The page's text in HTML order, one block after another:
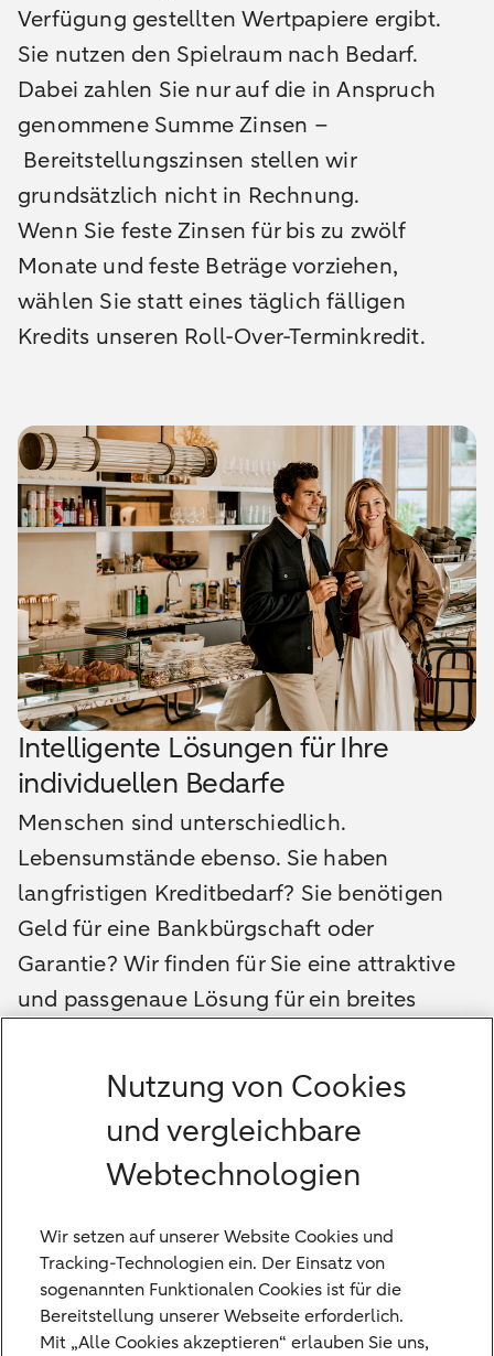
Verfügung gestellten Wertpapiere ergibt.
Sie nutzen den Spielraum nach Bedarf.
Dabei zahlen Sie nur auf die in Anspruch
genommene Summe Zinsen –
Bereitstellungszinsen stellen wir
grundsätzlich nicht in Rechnung.
Wenn Sie feste Zinsen für bis zu zwölf
Monate und feste Beträge vorziehen,
wählen Sie statt eines täglich fälligen
Kredits unseren Roll-Over-Terminkredit.
Intelligente Lösungen für Ihre
individuellen Bedarfe
Menschen sind unterschiedlich.
Lebensumstände ebenso. Sie haben
langfristigen Kreditbedarf? Sie benötigen
Geld für eine Bankbürgschaft oder
Garantie? Wir finden für Sie eine attraktive
und passgenaue Lösung für ein breites
Bedarfssituationen
schnell und
unkompliziert umgesetzt, zu
marktorientierten Konditionen.
Fragen Sie uns nach individuellen
beraten Sie gerne persönlich und
ausführlich.
Nutzung von Cookies
und vergleichbare
Webtechnologien
Wir setzen auf unserer Website Cookies und
Tracking-Technologien ein. Der Einsatz von
sogenannten Funktionalen Cookies ist für die
Bereitstellung unserer Webseite erforderlich.
Mit „Alle Cookies akzeptieren“ erlauben Sie uns,